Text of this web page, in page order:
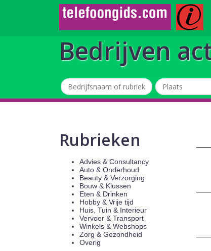
Bedrijven
Rubrieken
Advies & Consultancy
Auto & Onderhoud
Beauty & Verzorging
Bouw & Klussen
Eten & Drinken
Hobby & Vrije tijd
Huis, Tuin & Interieur
Vervoer & Transport
Winkels & Webshops
Zorg & Gezondheid
Overig